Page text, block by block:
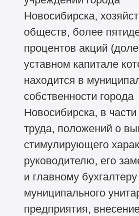
Новосибирска,
обществ, более
процентов акций
уставном капитале
находится в
собственности города
Новосибирска, в
труда, положений о
стимулирующего
руководителю, его
и главному бухгалтеру
муниципального
предприятия,